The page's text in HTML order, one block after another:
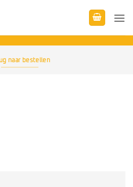
naar bestellen